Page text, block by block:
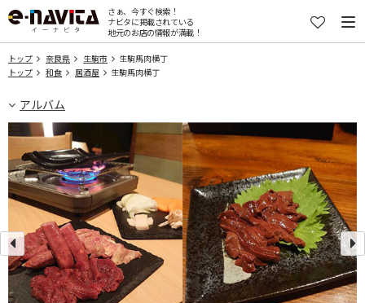
さぁ、今すぐ検索！
ナビタに掲載されている
地元のお店の情報が満載！
トップ 奈良県 生駒市
生駒馬肉横丁
トップ
和食 居酒屋 生駒馬肉横丁
アルバム